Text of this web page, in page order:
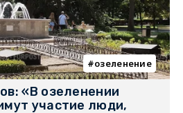
озеленение
«В озеленении
участие люди,